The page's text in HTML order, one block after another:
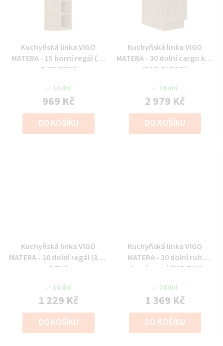
Kuchyňská linka VIGO
MATERA - 15 horní regál (15
G-72 OTW)
14 dní
969 Kč
DO KOŠÍKU
Kuchyňská linka VIGO
MATERA - 30 dolní cargo koš
(30 D CARGO)
14 dní
2 979 Kč
DO KOŠÍKU
Kuchyňská linka VIGO
MATERA - 30 dolní regál (30 D
OTW)
14 dní
1 229 Kč
DO KOŠÍKU
Kuchyňská linka VIGO
MATERA - 30 dolní roh
ukončovací (30D ZAK)
14 dní
1 369 Kč
DO KOŠÍKU